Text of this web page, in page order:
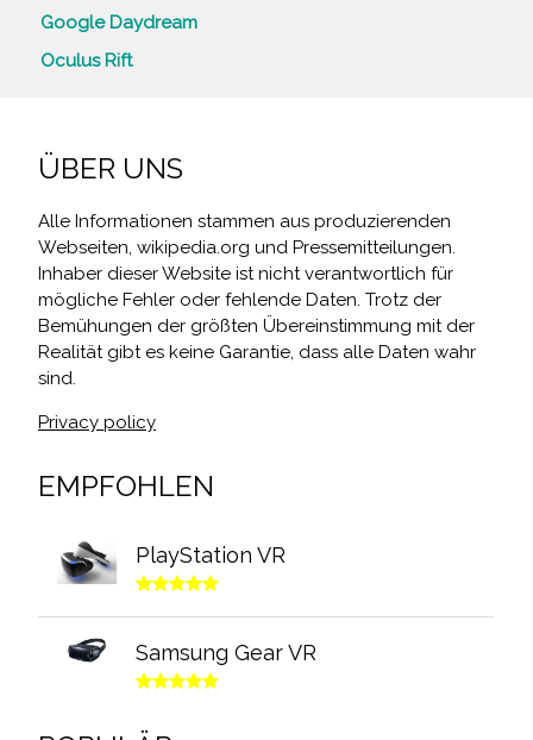
Google Daydream
Oculus Rift
ÜBER UNS
Alle Informationen stammen aus produzierenden
Webseiten, wikipedia.org und Pressemitteilungen.
Inhaber dieser Website ist nicht verantwortlich für
mögliche Fehler oder fehlende Daten. Trotz der
Bemühungen der größten Übereinstimmung mit der
Realität gibt es keine Garantie, dass alle Daten wahr
sind.
Privacy policy
EMPFOHLEN
PlayStation VR
Samsung Gear VR